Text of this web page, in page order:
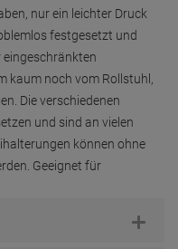
nur ein leichter Druck
festgesetzt und
eingeschränkten
kaum noch vom Rollstuhl,
Die verschiedenen
und sind an vielen
können ohne
Geeignet für